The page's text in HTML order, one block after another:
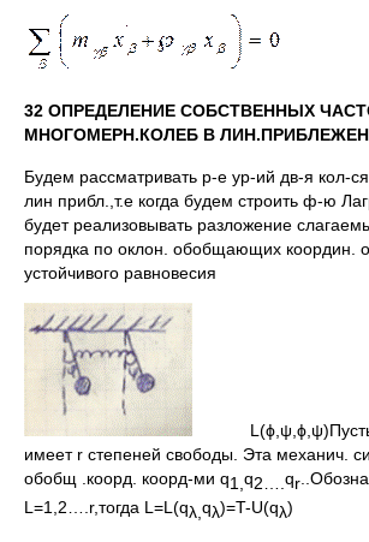
32 ОПРЕДЕЛЕНИЕ СОБСТВЕННЫХ
МНОГОМЕРН.КОЛЕБ В
Будем рассматривать р-е ур-ий дв-я кол-
лин прибл.,т.е когда будем строить ф-ю
будет реализовывать разложение
порядка по оклон. обобщающих координ.
устойчивого равновесия
L(ϕ,ψ,ϕ,ψ)Пусть
имеет r степеней свободы. Эта механич.
обобщ .коорд. коорд-ми q1, q2…. qr
L=1,2….r,тогда L=L(qλ qλ)=T-U(qλ)